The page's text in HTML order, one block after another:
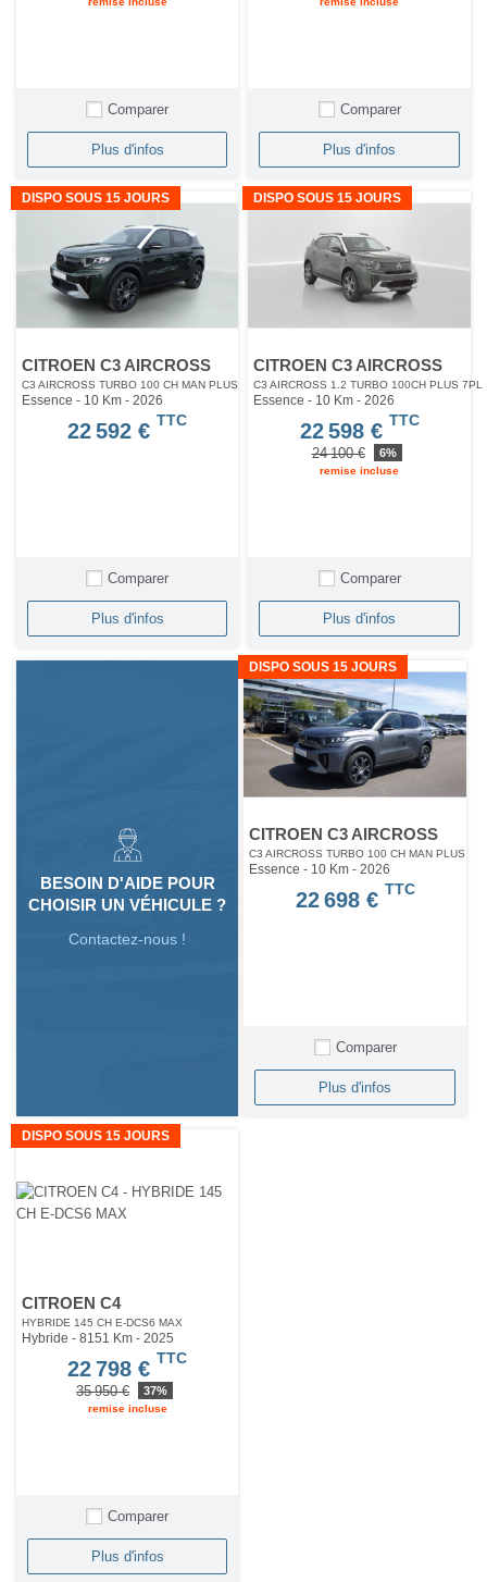
Comparer
Plus d'infos
Comparer
Plus d'infos
DISPO SOUS 15 JOURS
CITROEN C3 AIRCROSS
C3 AIRCROSS TURBO 100 CH MAN PLUS
Essence - 10 Km - 2026
22 592 € TTC
Comparer
Plus d'infos
DISPO SOUS 15 JOURS
CITROEN C3 AIRCROSS
C3 AIRCROSS 1.2 TURBO 100CH PLUS 7PL
Essence - 10 Km- 2026
22 598 € TTC
24 100 € 6%
remise incluse
Comparer
Plus d'infos
BESOIN D'AIDE POUR
CHOISIR UN VÉHICULE ?
Contactez-nous !
DISPO SOUS 15 JOURS
CITROEN C3 AIRCROSS
C3 AIRCROSS TURBO 100 CH MAN PLUS
Essence - 10 Km- 2026
22 698 € TTC
Comparer
Plus d'infos
DISPO SOUS 15 JOURS
CITROEN C4
HYBRIDE 145 CH E-DCS6 MAX
Hybride - 8151 Km - 2025
22 798 € TTC
35 950 € 37%
remise incluse
Comparer
Plus d'infos